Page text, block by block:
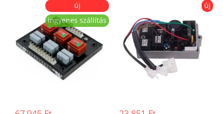
új
ingyenes szállítás
új